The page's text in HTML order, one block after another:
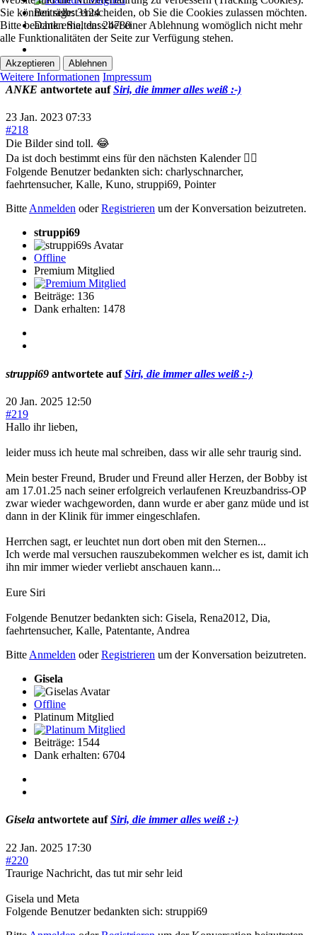
Beiträge: 3124
Dank erhalten: 24780
ANKE antwortete aufSiri, die immer alles weiß :-)
23 Jan. 2023 07:33
#218
Die Bilder sind toll. 😂
Da ist doch bestimmt eins für den nächsten Kalender 👍🏻
Folgende Benutzer bedankten sich: charlyschnarcher,
faehrtensucher, Kalle, Kuno, struppi69, Pointer
BitteAnmelden oderRegistrieren um der Konversation beizutreten.
struppi69
Offline
Premium Mitglied
Beiträge: 136
Dank erhalten: 1478
struppi69 antwortete aufSiri, die immer alles weiß :-)
20 Jan. 2025 12:50
#219
Hallo ihr lieben,
leider muss ich heute mal schreiben, dass wir alle sehr traurig sind.
Mein bester Freund, Bruder und Freund aller Herzen, der Bobby ist
am 17.01.25 nach seiner erfolgreich verlaufenen Kreuzbandriss-OP
zwar wieder wachgeworden, dann wurde er aber ganz müde und ist
dann in der Klinik für immer eingeschlafen.
Herrchen sagt, er leuchtet nun dort oben mit den Sternen...
Ich werde mal versuchen rauszubekommen welcher es ist, damit ich
ihn mir immer wieder verliebt anschauen kann...
Eure Siri
Folgende Benutzer bedankten sich: Gisela, Rena2012, Dia,
faehrtensucher, Kalle, Patentante, Andrea
Bitte Anmelden oderRegistrieren um der Konversation beizutreten.
Gisela
Offline
Platinum Mitglied
Beiträge: 1544
Dank erhalten: 6704
Gisela antwortete aufSiri, die immer alles weiß :-)
22 Jan. 2025 17:30
#220
Traurige Nachricht, das tut mir sehr leid
Gisela und Meta
Folgende Benutzer bedankten sich: struppi69
Sie können selbst entscheiden, ob Sie die Cookies zulassen möchten.
Bitte beachten Sie, dass bei einer Ablehnung womöglich nicht mehr
alle Funktionalitäten der Seite zur Verfügung stehen.
Akzeptieren Ablehnen
Weitere Informationen Impressum